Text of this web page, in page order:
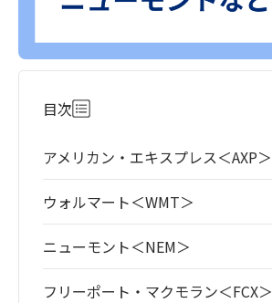
目次
アメリカン・エキスプレス＜AXP＞
ウォルマート＜WMT＞
ニューモント＜NEM＞
フリーポート・マクモラン＜FCX＞